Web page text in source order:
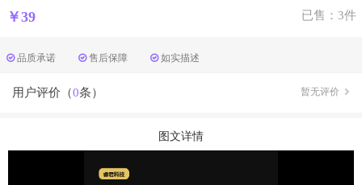
￥39 已售：3件
品质承诺 售后保障 如实描述
用户评价（0条） 暂无评价
图文详情